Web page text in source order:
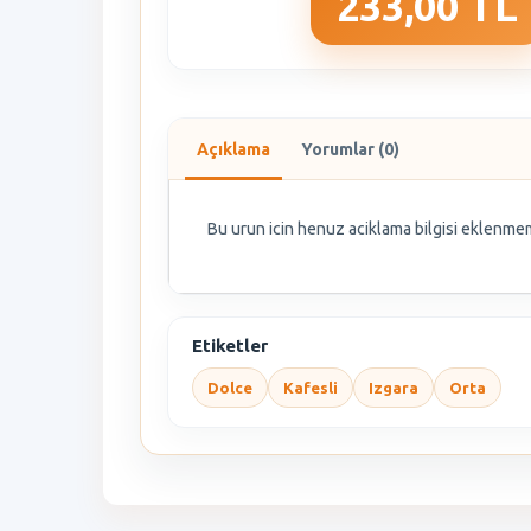
Açıklama Yorumlar (0)
Bu urun icin henuz aciklama bilgisi
Etiketler
Dolce Kafesli Izgara Orta